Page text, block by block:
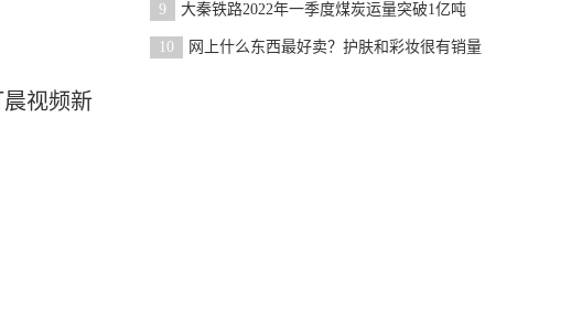
晨视频新
9 大秦铁路2022年一季度煤炭运量突破1亿吨
10 网上什么东西最好卖？护肤和彩妆很有销量